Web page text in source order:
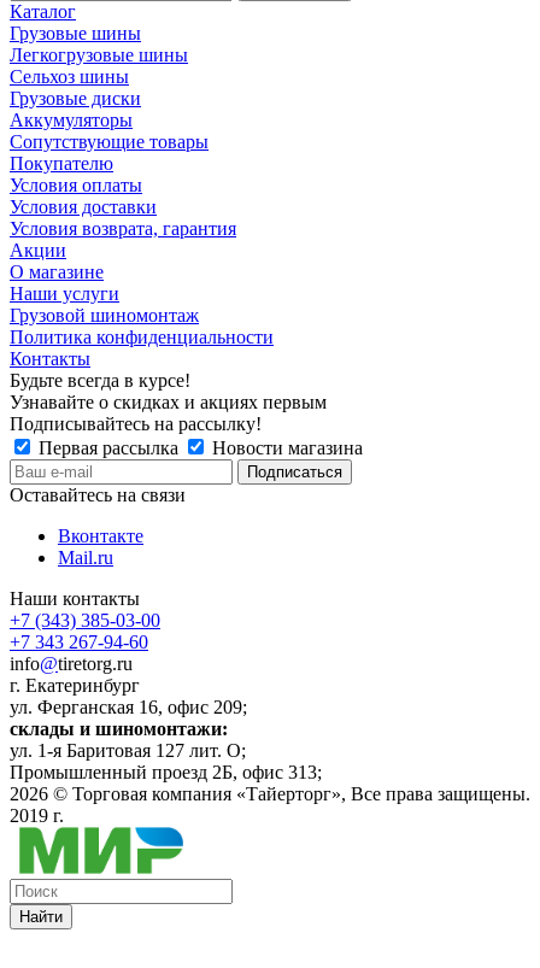
Каталог
Грузовые шины
Легкогрузовые шины
Сельхоз шины
Грузовые диски
Аккумуляторы
Сопутствующие товары
Покупателю
Условия оплаты
Условия доставки
Условия возврата, гарантия
Акции
О магазине
Наши услуги
Грузовой шиномонтаж
Политика конфиденциальности
Контакты
Будьте всегда в курсе!
Узнавайте о скидках и акциях первым
Подписывайтесь на рассылку!
Первая рассылка
Новости магазина
Оставайтесь на связи
Вконтакте
Mail.ru
Наши контакты
+7 (343) 385-03-00
+7 343 267-94-60
info@tiretorg.ru
г. Екатеринбург
ул. Ферганская 16, офис 209;
склады и шиномонтажи:
ул. 1-я Баритовая 127 лит. О;
Промышленный проезд 2Б, офис 313;
2026 © Торговая компания «Тайерторг», Все права защищены.
2019 г.
Найти